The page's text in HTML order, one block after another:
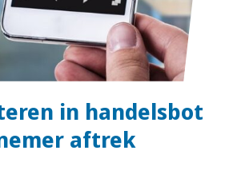
in handelsbot
aftrek